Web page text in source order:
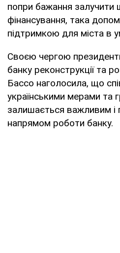
попри бажання залучити
фінансування, така
підтримкою для міста в
Своєю чергою
банку реконструкції та
Бассо наголосила, що
українськими мерами та
залишається важливим і
напрямом роботи банку.